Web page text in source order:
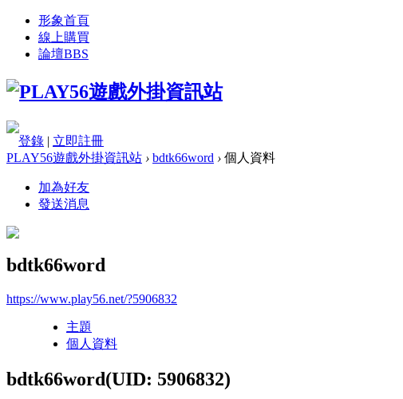
形象首頁
線上購買
論壇BBS
登錄 | 立即註冊
PLAY56遊戲外掛資訊站 › bdtk66word › 個人資料
加為好友
發送消息
bdtk66word
https://www.play56.net/?5906832
主題
個人資料
bdtk66word(UID: 5906832)